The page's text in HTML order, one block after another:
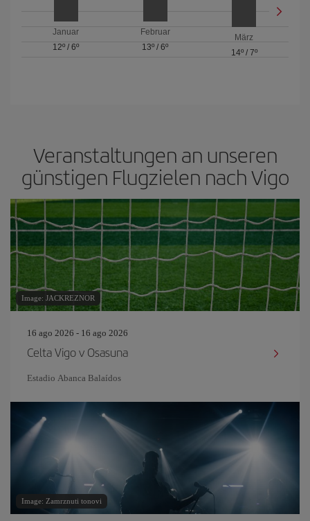
Januar
12º /6º
Februar
13º / 6º
März
14º/ 7º
Veranstaltungen an unseren
günstigen Flugzielen nach Vigo
Image: JACKREZNOR
16 ago 2026 - 16 ago 2026
Celta Vigo v Osasuna
Estadio Abanca Balaídos
Image: Zamrznuti tonovi